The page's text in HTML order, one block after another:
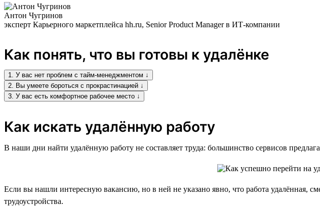
Антон Чугринов
эксперт Карьерного маркетплейса hh.ru, Senior Product Manager в ИТ-компании
Как понять, что вы готовы к удалёнке
1. У вас нет проблем с тайм-менеджментом ↓
2. Вы умеете бороться с прокрастинацией ↓
3. У вас есть комфортное рабочее место ↓
Как искать удалённую работу
В наши дни найти удалённую работу не составляет труда: большинство сервисов
Если вы нашли интересную вакансию, но в ней не указано явно, что работа удалённая,
трудоустройства.